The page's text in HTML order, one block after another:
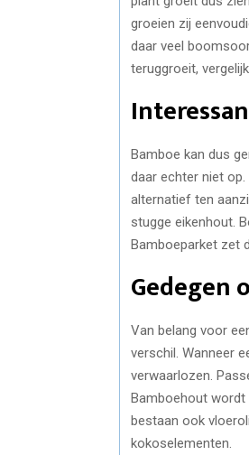
groeien zij
daar veel
teruggroeit,
Bamboe kan dus
daar echter niet
alternatief ten
stugge eikenhout.
Bamboeparket zet
Gedegen
Van belang voor
verschil. Wanneer
verwaarlozen.
Bamboehout wordt
bestaan ook
kokoselementen.